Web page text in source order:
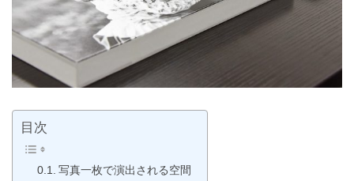
目次
写真一枚で演出される空間